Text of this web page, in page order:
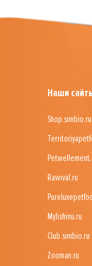
Наши
Shop.simbio.ru
Rawival.ru
Mylishinu.ru
Club.simbio.ru
Zooman.ru